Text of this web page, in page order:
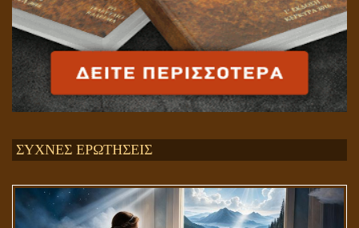
ΣΥΧΝΕΣ ΕΡΩΤΗΣΕΙΣ